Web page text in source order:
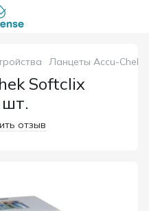
Ланцеты Accu-Chek
Softclix
отзыв